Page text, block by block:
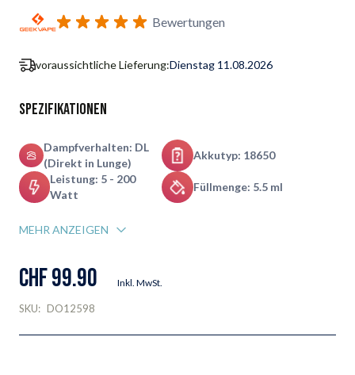
Bewertungen
voraussichtliche Lieferung:Dienstag 11.08.2026
Spezifikationen
Dampfverhalten: DL
(Direkt in Lunge)
Akkutyp: 18650
Leistung: 5 - 200
Watt
Füllmenge: 5.5 ml
MEHR ANZEIGEN
CHF 99.90 Inkl. MwSt.
SKU: DO12598